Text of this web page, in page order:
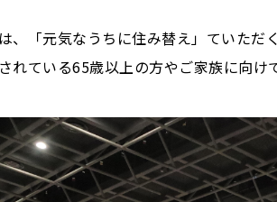
、「元気なうちに住み替え」ていた
れている65歳以上の方やご家族に向け